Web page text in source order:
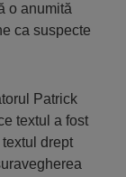
o anumită
ca suspecte
Patrick
textul a fost
drept